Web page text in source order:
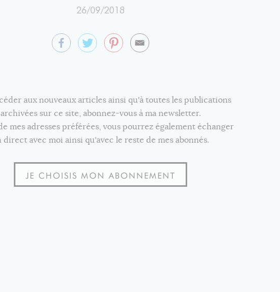
26/09/2018
aux nouveaux articles ainsi qu'à toutes les publications
archivées sur ce site, abonnez-vous à ma newsletter.
mes adresses préférées, vous pourrez également échanger
direct avec moi ainsi qu'avec le reste de mes abonnés.
JE CHOISIS MON ABONNEMENT